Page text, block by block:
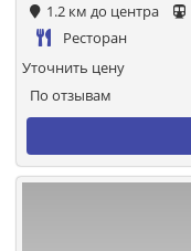
1.2 км до центра
Ресторан
По отзывам
Уточнить цену